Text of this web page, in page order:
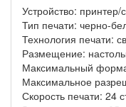
Устройство: принтер/
Тип печати: черно-
Технология печати:
Размещение:
Максимальный
Максимальное
Скорость печати: 24